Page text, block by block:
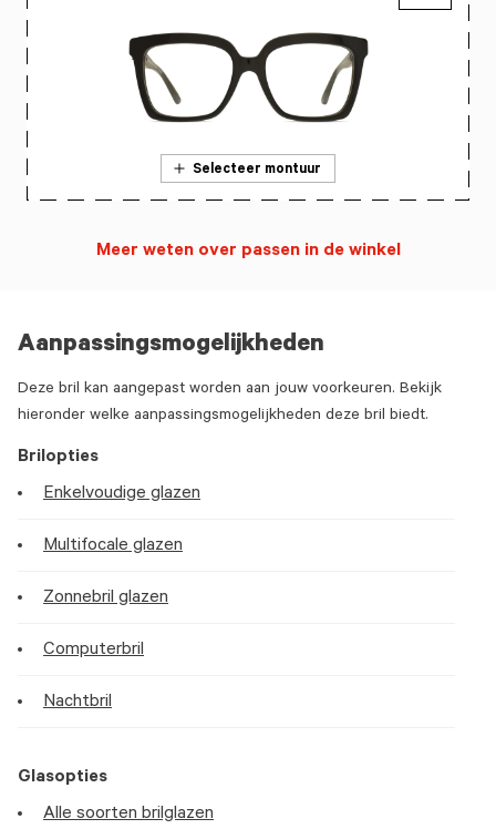
Aanpassingsmogelijkheden
Deze bril kan aangepast worden aan jouw voorkeuren. Bekijk
hieronder welke aanpassingsmogelijkheden deze bril biedt.
Brilopties
Enkelvoudige glazen
Multifocale glazen
Zonnebril glazen
Computerbril
Nachtbril
Glasopties
Alle soorten brilglazen
Selecteer montuur
Meer weten over passen in de winkel